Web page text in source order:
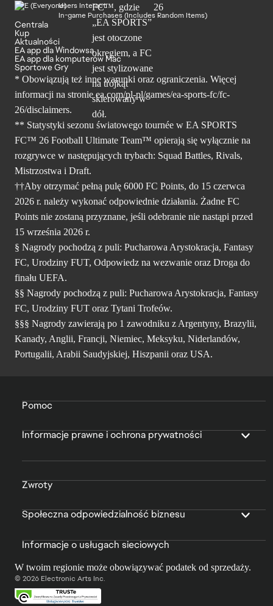
Users Interact
In-game Purchases (Includes Random Items)
Centrala
Kup
Aktualności
EA app dla Windowsa
EA app dla komputerów Mac
Sportowe Gry
* Obowiązują też inne warunki oraz ograniczenia. Więcej
informacji na stronie ea.com/pl-pl/games/ea-sports-fc/fc-
26/disclaimers.
** Statystyki sezonu światowego tournée w EA SPORTS
FC™ 26 Football Ultimate Team™ opierają się wyłącznie na
rozgrywce w następujących trybach: Squad Battles, Rivals,
Mistrzostwa i Draft.
††Aby otrzymać pełną pulę 6000 FC Points, do 15 czerwca
2026 r. należy wykonać odpowiednie działania. Żadne FC
Points nie zostaną przyznane, jeśli odebranie nie nastąpi przed
15 września 2026 r.
§ Nagrody pochodzą z puli: Pucharowa Arystokracja, Fantasy
FC, Urodziny FUT, Odpowiedz na wezwanie oraz Droga do
finału UEFA.
§§ Nagrody pochodzą z puli: Pucharowa Arystokracja, Fantasy
FC, Urodziny FUT oraz Tytani Trofeów.
§§§ Nagrody zawierają po 1 zawodniku z Argentyny, Brazylii,
Kanady, Anglii, Francji, Niemiec, Meksyku, Niderlandów,
Portugalii, Arabii Saudyjskiej, Hiszpanii oraz USA.
Pomoc
Informacje prawne i ochrona prywatności
Zwroty
Społeczna odpowiedzialność biznesu
Informacje o usługach sieciowych
W twoim regionie może obowiązywać podatek od sprzedaży.
© 2026 Electronic Arts Inc.